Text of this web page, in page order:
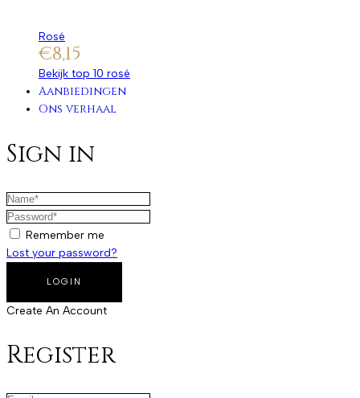
Rosé
€8,15
Bekijk top 10 rosé
Aanbiedingen
Ons verhaal
Sign in
Remember me
Lost your password?
Create An Account
Register